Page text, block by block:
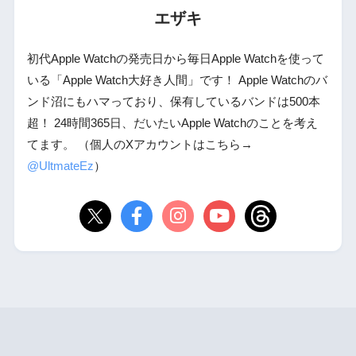
エザキ
初代Apple Watchの発売日から毎日Apple Watchを使って
いる「Apple Watch大好き人間」です！ Apple Watchのバ
ンド沼にもハマっており、保有しているバンドは500本
超！ 24時間365日、だいたいApple Watchのことを考え
てます。 （個人のXアカウントはこちら→
@UltmateEz）